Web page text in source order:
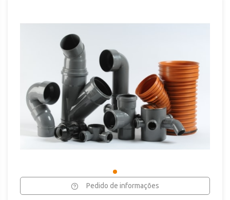
Pedido de informações